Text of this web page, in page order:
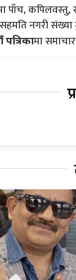
पाँच,
नगरी
पत्रिकामा